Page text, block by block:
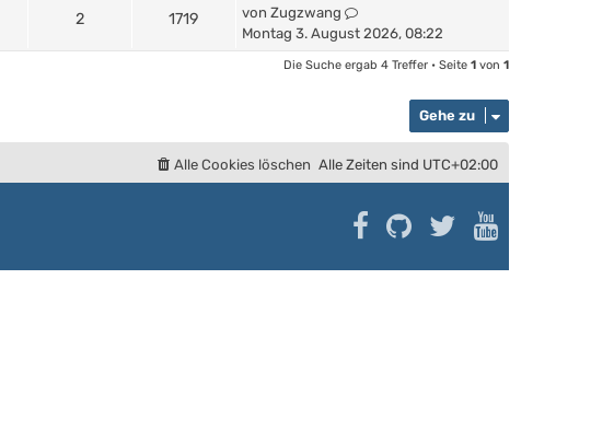
2 1719 von Zugzwang
Montag 3. August 2026, 08:22
Die Suche ergab 4 Treffer • Seite 1 von 1
Gehe zu
Alle Zeiten sind UTC+02:00
Alle Cookies löschen